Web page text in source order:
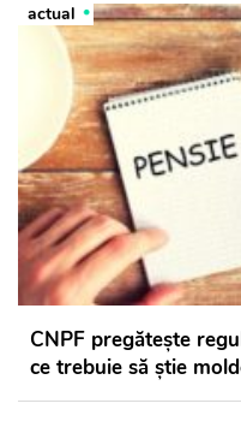
actual
CNPF pregătește
ce trebuie să știe